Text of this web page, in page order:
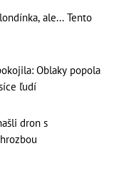
ale... Tento
Oblaky popola
ľudí
dron s